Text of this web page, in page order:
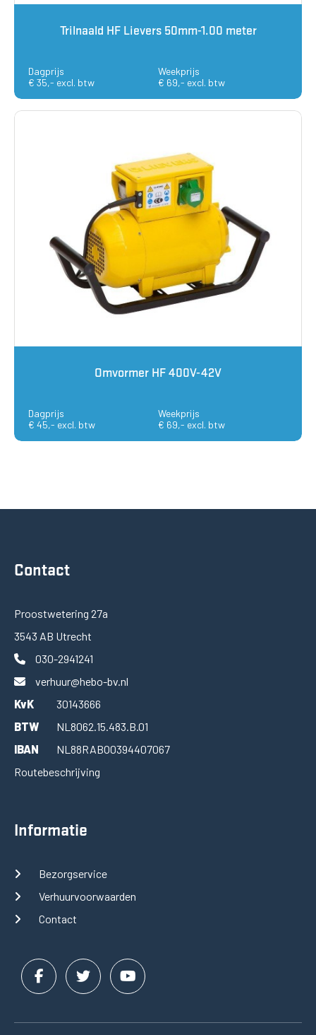
Trilnaald HF Lievers 50mm-1.00 meter
Dagprijs
€ 35,- excl. btw
Weekprijs
€ 69,- excl. btw
Omvormer HF 400V-42V
Dagprijs
€ 45,- excl. btw
Weekprijs
€ 69,- excl. btw
Contact
Proostwetering 27a
3543 AB Utrecht
030-2941241
verhuur@hebo-bv.nl
KvK
30143666
BTW
NL8062.15.483.B.01
IBAN
NL88RABO0394407067
Routebeschrijving
Informatie
Bezorgservice
Verhuurvoorwaarden
Contact